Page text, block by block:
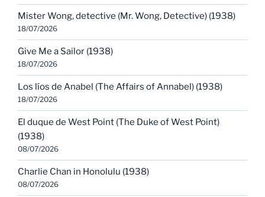
Mister Wong, detective (Mr. Wong, Detective) (1938)
18/07/2026
Give Me a Sailor (1938)
18/07/2026
Los líos de Anabel (The Affairs of Annabel) (1938)
18/07/2026
El duque de West Point (The Duke of West Point)
(1938)
08/07/2026
Charlie Chan in Honolulu (1938)
08/07/2026